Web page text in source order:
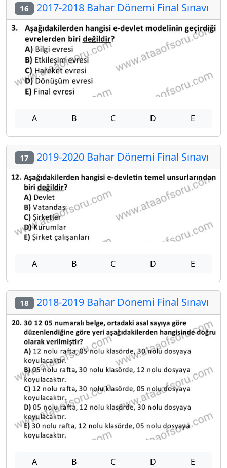
16 2017-2018 Bahar Dönemi Final Sınavı
A B C D E
17 2019-2020 Bahar Dönemi Final Sınavı
A B C D E
18 2018-2019 Bahar Dönemi Final Sınavı
A B C D E